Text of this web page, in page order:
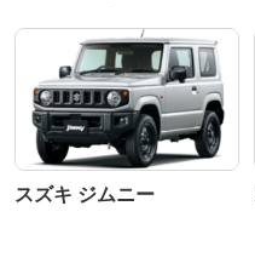
スズキ ジムニー